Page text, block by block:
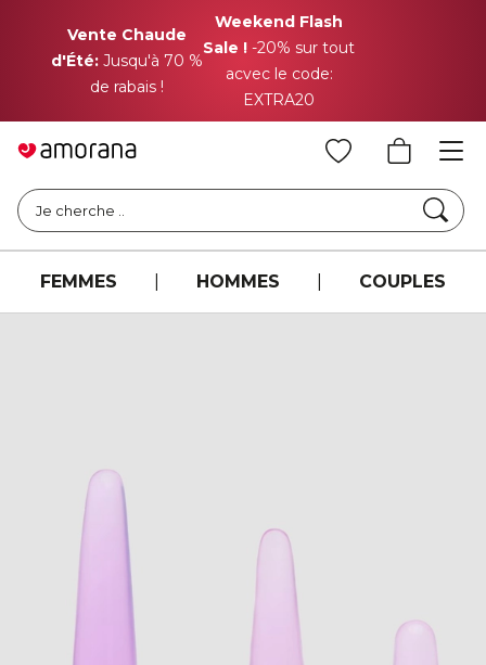
Vente Chaude
d'Été: Jusqu'à 70 %
de rabais !
Weekend Flash
Sale ! -20% sur tout
acvec le code:
EXTRA20
Je cherche ..
FEMMES HOMMES COUPLES